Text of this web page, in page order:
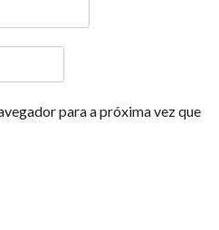
para a próxima vez que